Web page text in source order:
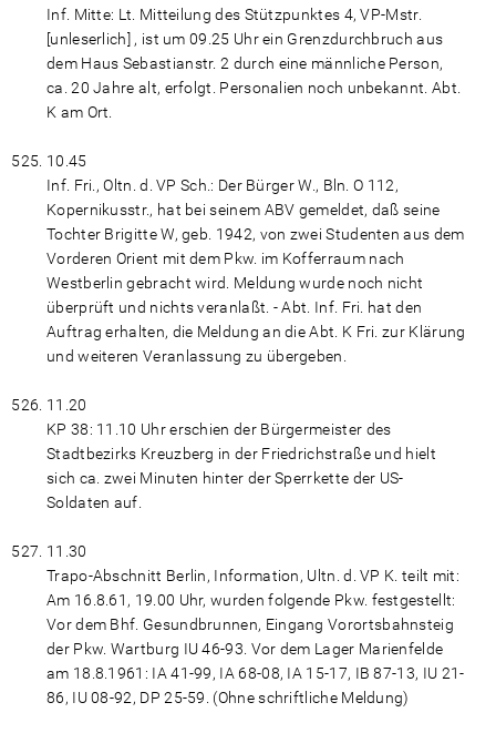
Inf. Mitte: Lt. Mitteilung des Stützpunktes 4, VP-Mstr.
[unleserlich] , ist um 09.25 Uhr ein Grenzdurchbruch aus
dem Haus Sebastianstr. 2 durch eine männliche Person,
ca. 20 Jahre alt, erfolgt. Personalien noch unbekannt. Abt.
K am Ort.
10.45
Inf. Fri., Oltn. d. VP Sch.: Der Bürger W., Bln. O 112,
Kopernikusstr., hat bei seinem ABV gemeldet, daß seine
Tochter Brigitte W, geb. 1942, von zwei Studenten aus dem
Vorderen Orient mit dem Pkw. im Kofferraum nach
Westberlin gebracht wird. Meldung wurde noch nicht
überprüft und nichts veranlaßt. - Abt. Inf. Fri. hat den
Auftrag erhalten, die Meldung an die Abt. K Fri. zur Klärung
und weiteren Veranlassung zu übergeben.
11.20
KP 38: 11.10 Uhr erschien der Bürgermeister des
Stadtbezirks Kreuzberg in der Friedrichstraße und hielt
sich ca. zwei Minuten hinter der Sperrkette der US-
Soldaten auf.
11.30
Trapo-Abschnitt Berlin, Information, Ultn. d. VP K. teilt mit:
Am 16.8.61, 19.00 Uhr, wurden folgende Pkw. festgestellt:
Vor dem Bhf. Gesundbrunnen, Eingang Vorortsbahnsteig
der Pkw. Wartburg IU 46-93. Vor dem Lager Marienfelde
am 18.8.1961: IA 41-99, IA 68-08, IA 15-17, IB 87-13, IU 21-
86, IU 08-92, DP 25-59. (Ohne schriftliche Meldung)